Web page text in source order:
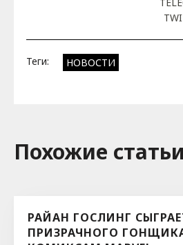
Теги: НОВОСТИ
Похожие
РАЙАН ГОСЛИНГ
ПРИЗРАЧНОГО